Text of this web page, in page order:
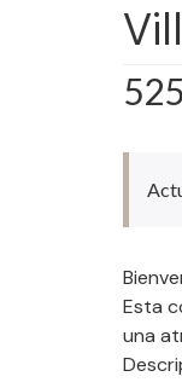
Esta
una